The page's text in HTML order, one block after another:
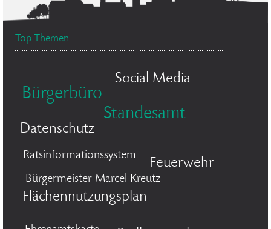
Top Themen
Bürgerbüro
Social Media
Datenschutz
Standesamt
Ratsinformationssystem Feuerwehr
Bürgermeister Marcel Kreutz
Flächennutzungsplan